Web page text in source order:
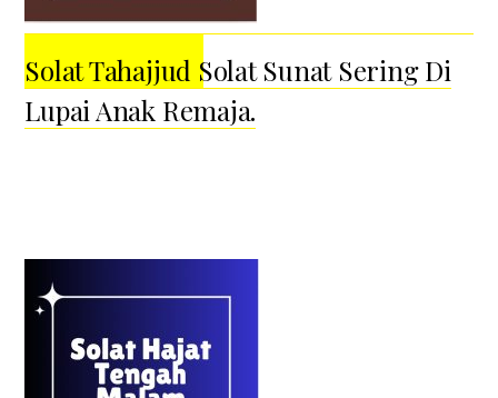
Solat Tahajjud Solat Sunat Sering Di
Lupai Anak Remaja.